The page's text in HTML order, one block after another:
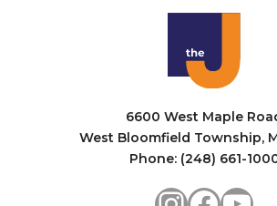
6600 West Maple
West Bloomfield Township,
Phone: (248) 661-